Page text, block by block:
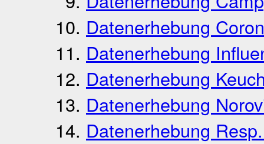
Datenerhebung
Datenerhebung
Datenerhebung
Datenerhebung
Datenerhebung